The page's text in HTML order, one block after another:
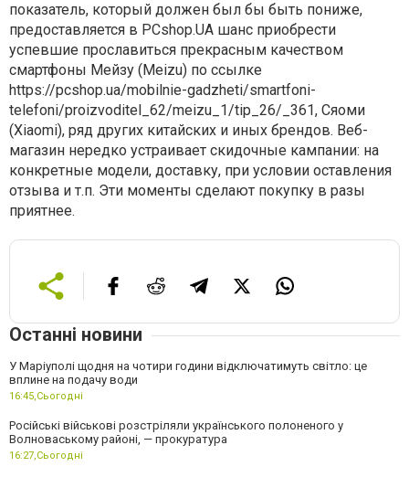
показатель, который должен был бы быть пониже,
предоставляется в PCshop.UA шанс приобрести
успевшие прославиться прекрасным качеством
смартфоны Мейзу (Meizu) по ссылке
https://pcshop.ua/mobilnie-gadzheti/smartfoni-
telefoni/proizvoditel_62/meizu_1/tip_26/_361, Сяоми
(Xiaomi), ряд других китайских и иных брендов. Веб-
магазин нередко устраивает скидочные кампании: на
конкретные модели, доставку, при условии оставления
отзыва и т.п. Эти моменты сделают покупку в разы
приятнее.
Останні новини
У Маріуполі щодня на чотири години відключатимуть світло: це
вплине на подачу води
16:45,Сьогодні
Російські військові розстріляли українського полоненого у
Волноваському районі, — прокуратура
16:27,Сьогодні